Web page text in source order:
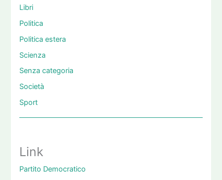
Libri
Politica
Politica estera
Scienza
Senza categoria
Società
Sport
Link
Partito Democratico